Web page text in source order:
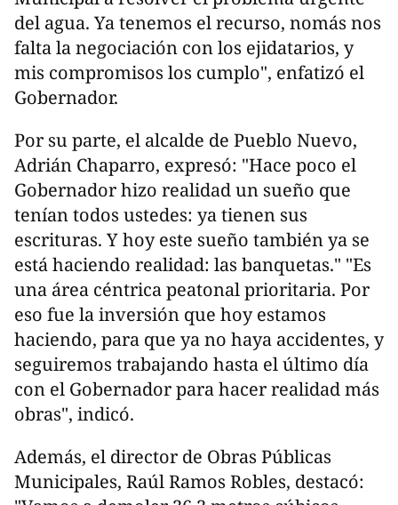
del agua. Ya tenemos el recurso, nomás nos
falta la negociación con los ejidatarios, y
mis compromisos los cumplo", enfatizó el
Gobernador.
Por su parte, el alcalde de Pueblo Nuevo,
Adrián Chaparro, expresó: "Hace poco el
Gobernador hizo realidad un sueño que
tenían todos ustedes: ya tienen sus
escrituras. Y hoy este sueño también ya se
está haciendo realidad: las banquetas." "Es
una área céntrica peatonal prioritaria. Por
eso fue la inversión que hoy estamos
haciendo, para que ya no haya accidentes, y
seguiremos trabajando hasta el último día
con el Gobernador para hacer realidad más
obras", indicó.
Además, el director de Obras Públicas
Municipales, Raúl Ramos Robles, destacó: